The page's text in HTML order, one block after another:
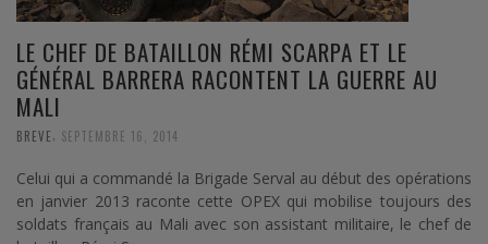
LE CHEF DE BATAILLON RÉMI SCARPA ET LE
GÉNÉRAL BARRERA RACONTENT LA GUERRE AU
MALI
BREVE SEPTEMBRE 16, 2014
Celui qui a commandé la Brigade Serval au début des opérations
en janvier 2013 raconte cette OPEX qui mobilise toujours des
soldats français au Mali avec son assistant militaire, le chef de